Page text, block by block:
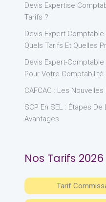
Devis Expertise
Tarifs ?
Devis Expert-
Quels Tarifs Et Quelles
Devis Expert-Comptable
Pour Votre Comptabilité
CAFCAC : Les
SCP En SEL : Étapes
Avantages
Nos Tarifs 2026
Tarif